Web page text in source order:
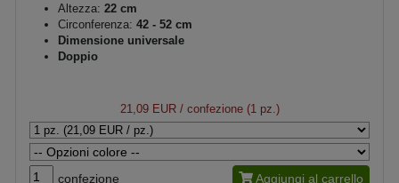
Altezza: 22 cm
Circonferenza: 42 - 52 cm
Dimensione universale
Doppio
21,09 EUR/ confezione (1 pz.)
confezione Aggiungi al carrello